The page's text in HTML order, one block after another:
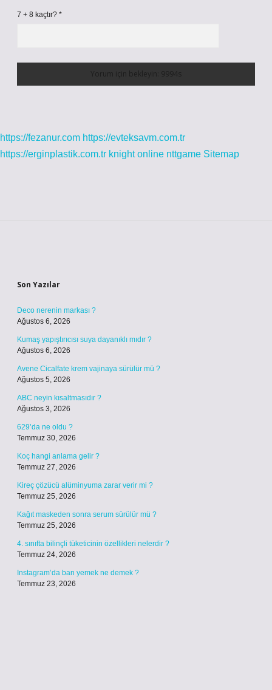
7 + 8 kaçtır? *
https://fezanur.com https://evteksavm.com.tr
https://erginplastik.com.tr knight online nttgame Sitemap
Son Yazılar
Deco nerenin markası ?
Ağustos 6, 2026
Kumaş yapıştırıcısı suya dayanıklı mıdır ?
Ağustos 6, 2026
Avene Cicalfate krem vajinaya sürülür mü ?
Ağustos 5, 2026
ABC neyin kısaltmasıdır ?
Ağustos 3, 2026
629’da ne oldu ?
Temmuz 30, 2026
Koç hangi anlama gelir ?
Temmuz 27, 2026
Kireç çözücü alüminyuma zarar verir mi ?
Temmuz 25, 2026
Kağıt maskeden sonra serum sürülür mü ?
Temmuz 25, 2026
4. sınıfta bilinçli tüketicinin özellikleri nelerdir ?
Temmuz 24, 2026
Instagram’da ban yemek ne demek ?
Temmuz 23, 2026